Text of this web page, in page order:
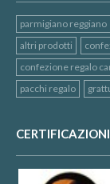
parmigiano reggiano
altri prodotti
confezione regalo
pacchi regalo
CERTIFICAZIONI